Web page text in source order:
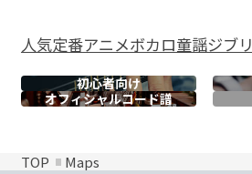
人気定番アニメボカロ童謡ジブリ
初心者向け
オフィシャルコード譜
TOP Maps